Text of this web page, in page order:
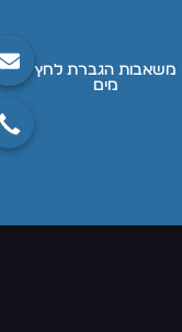
משאבות הגברת לחץ
מים